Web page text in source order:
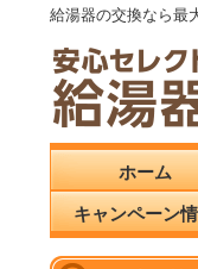
給湯器の交換なら最
ホーム
キャンペーン